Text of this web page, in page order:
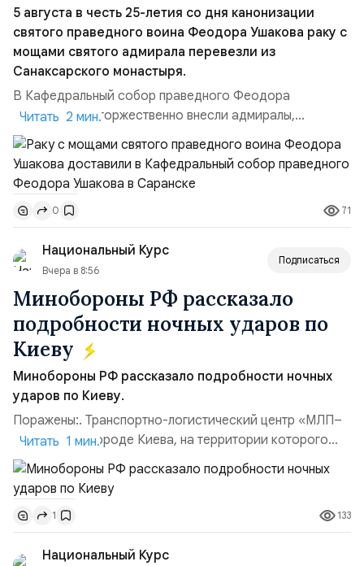
5 августа в честь 25-летия со дня канонизации
святого праведного воина Феодора Ушакова раку с
мощами святого адмирала перевезли из
Санаксарского монастыря.
В Кафедральный собор праведного Феодора
Ушакова раку торжественно внесли адмиралы,
участвовавшие в канонизации святого праведного
воина Феодора Ушакова 25 лет назад:Адмирал
Владимир Прокофьевич Валуев, командующий
Балтийским флотом ВМФ России (2001–2006
гг.);Адмирал Владимир Петрович Комоедов,
командующий Черноморским флотом ВМФ России
(1998–2002 г...
Читать 2 мин.
0 71
Национальный Курс
Вчера в 8:56
Подписаться
Минобороны РФ рассказало
подробности ночных ударов по
Киеву
Минобороны РФ рассказало подробности ночных
ударов по Киеву.
Поражены:. Транспортно-логистический центр «МЛП–
Чайка» в пригороде Киева, на территории которого
осуществлялось хранение, сборка а также запуск с
прилегающего полевого аэродром «Чайка»
дальнобойных БПЛА ВСУ; Складские помещения
«Транс-Логистик» в Оболонском районе г. Киев,
использовавшиеся для хранения военного
имущества ВСУ; Сортировочны...
Читать 1 мин.
1 133
Национальный Курс